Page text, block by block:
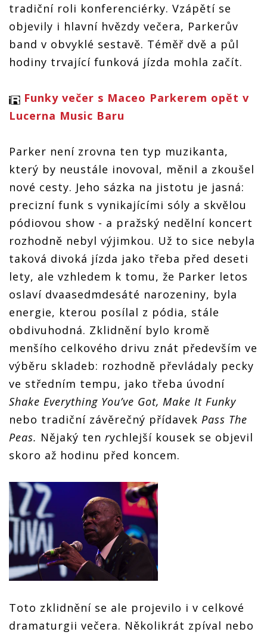
tradiční roli konferenciérky. Vzápětí se
objevily i hlavní hvězdy večera, Parkerův
band v obvyklé sestavě. Téměř dvě a půl
hodiny trvající funková jízda mohla začít.
Funky večer s Maceo Parkerem opět v
Lucerna Music Baru
Parker není zrovna ten typ muzikanta,
který by neustále inovoval, měnil a zkoušel
nové cesty. Jeho sázka na jistotu je jasná:
precizní funk s vynikajícími sóly a skvělou
pódiovou show - a pražský nedělní koncert
rozhodně nebyl výjimkou. Už to sice nebyla
taková divoká jízda jako třeba před deseti
lety, ale vzhledem k tomu, že Parker letos
oslaví dvaasedmdesáté narozeniny, byla
energie, kterou posílal z pódia, stále
obdivuhodná. Zklidnění bylo kromě
menšího celkového drivu znát především ve
výběru skladeb: rozhodně převládaly pecky
ve středním tempu, jako třeba úvodní
Shake Everything You’ve Got, Make It Funky
nebo tradiční závěrečný přídavek Pass The
Peas. Nějaký ten rychlejší kousek se objevil
skoro až hodinu před koncem.
Toto zklidnění se ale projevilo i v celkové
dramaturgii večera. Několikrát zpíval nebo